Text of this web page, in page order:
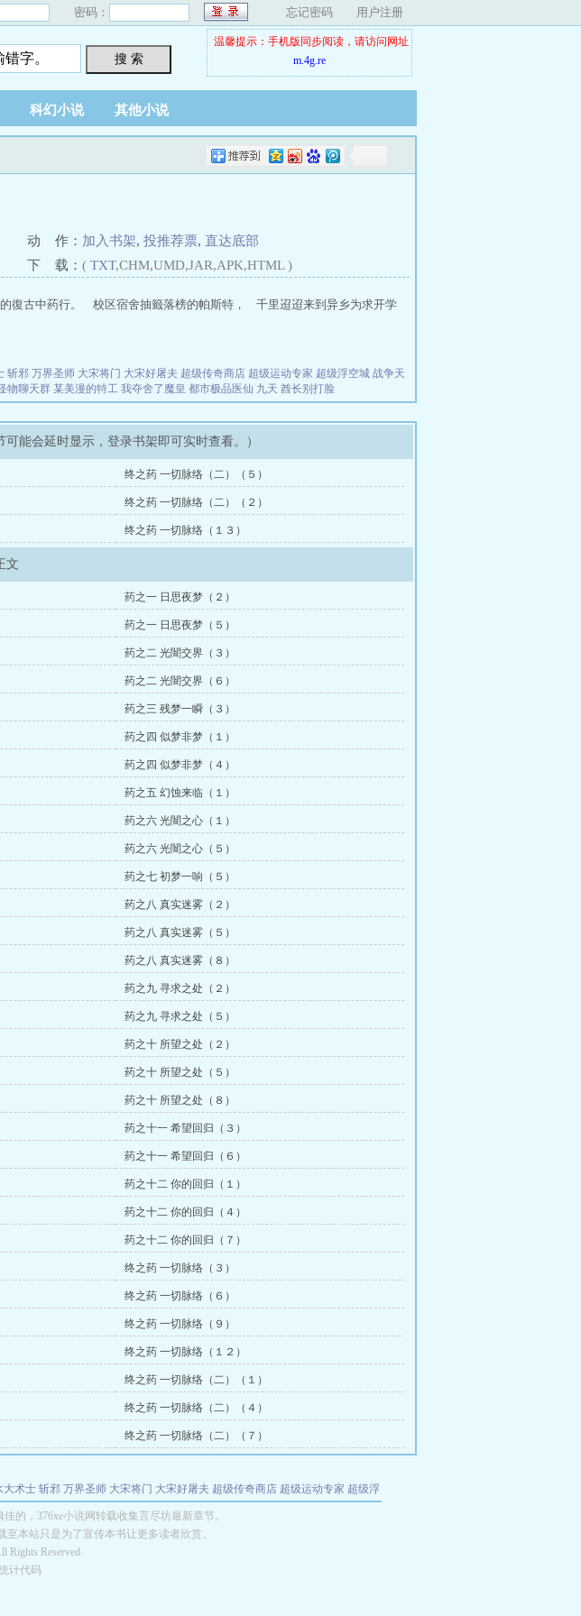
密码： 忘记密码 用户注册
搜 索
温馨提示：手机版同步阅读，请访问网址
m.4g.re
科幻小说 其他小说
动 作： 加入书架, 投推荐票, 直达底部
下 载： ( TXT,CHM,UMD,JAR,APK,HTML )
復古中药行。 校区宿舍抽籤落榜的帕斯特， 千里迢迢来到异乡为求开学
斩邪 万界圣师 大宋将门 大宋好屠夫 超级传奇商店 超级运动专家 超级浮空城 战争天
物聊天群 某美漫的特工 我夺舍了魔皇 都市极品医仙 九天 酋长别打脸
可能会延时显示，登录书架即可实时查看。）
终之药 一切脉络（二）（５）
终之药 一切脉络（二）（２）
终之药 一切脉络（１３）
文
药之一 日思夜梦（２）
药之一 日思夜梦（５）
药之二 光闇交界（３）
药之二 光闇交界（６）
药之三 残梦一瞬（３）
药之四 似梦非梦（１）
药之四 似梦非梦（４）
药之五 幻蚀来临（１）
药之六 光闇之心（１）
药之六 光闇之心（５）
药之七 初梦一响（５）
药之八 真实迷雾（２）
药之八 真实迷雾（５）
药之八 真实迷雾（８）
药之九 寻求之处（２）
药之九 寻求之处（５）
药之十 所望之处（２）
药之十 所望之处（５）
药之十 所望之处（８）
药之十一 希望回归（３）
药之十一 希望回归（６）
药之十二 你的回归（１）
药之十二 你的回归（４）
药之十二 你的回归（７）
终之药 一切脉络（３）
终之药 一切脉络（６）
终之药 一切脉络（９）
终之药 一切脉络（１２）
终之药 一切脉络（二）（１）
终之药 一切脉络（二）（４）
终之药 一切脉络（二）（７）
大术士 斩邪 万界圣师 大宋将门 大宋好屠夫 超级传奇商店 超级运动专家 超级浮
大亨 原始大厨王 怪物聊天群 某美漫的特工 我夺舍了魔皇
的，376xe小说网转载收集言尽坊最新章节。
本站只是为了宣传本书让更多读者欣赏。
Rights Reserved.
计代码